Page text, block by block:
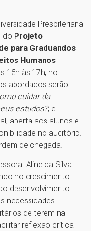
Presbiteriana
do Projeto
para Graduandos
Humanos
15h às 17h, no
abordados serão:
cuidar da
estudos?; e
aberta aos alunos e
no auditório.
de chegada.
Aline da Silva
no crescimento
desenvolvimento
necessidades
de terem na
reflexão crítica